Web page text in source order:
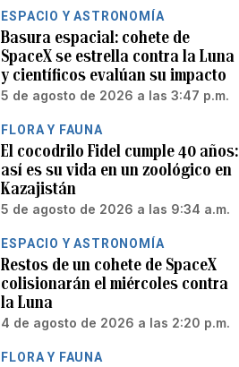
ESPACIO Y ASTRONOMÍA
Basura espacial: cohete de
SpaceX se estrella contra la Luna
y científicos evalúan su impacto
5 de agosto de 2026 a las 3:47 p.m.
FLORA Y FAUNA
El cocodrilo Fidel cumple 40 años:
así es su vida en un zoológico en
Kazajistán
5 de agosto de 2026 a las 9:34 a.m.
ESPACIO Y ASTRONOMÍA
Restos de un cohete de SpaceX
colisionarán el miércoles contra
la Luna
4 de agosto de 2026 a las 2:20 p.m.
FLORA Y FAUNA